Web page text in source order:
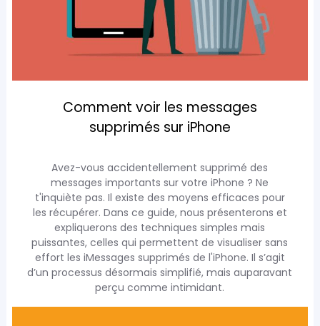
Comment voir les messages
supprimés sur iPhone
Avez-vous accidentellement supprimé des
messages importants sur votre iPhone ? Ne
t'inquiète pas. Il existe des moyens efficaces pour
les récupérer. Dans ce guide, nous présenterons et
expliquerons des techniques simples mais
puissantes, celles qui permettent de visualiser sans
effort les iMessages supprimés de l'iPhone. Il s’agit
d’un processus désormais simplifié, mais auparavant
perçu comme intimidant.